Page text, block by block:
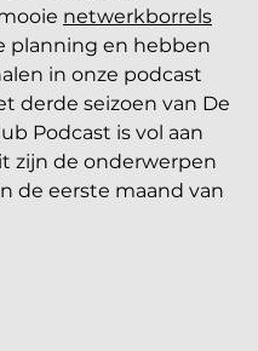
netwerkborrels
planning en hebben
in onze podcast
derde seizoen van De
Podcast is vol aan
zijn de onderwerpen
de eerste maand van